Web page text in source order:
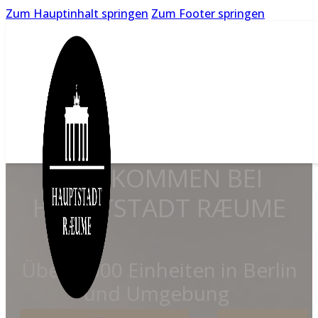
Zum Hauptinhalt springen Zum Footer springen
WILLKOMMEN BEI
HAUPTSTADT RÆUME
Über 6.000 Einheiten in Berlin
und Umgebung